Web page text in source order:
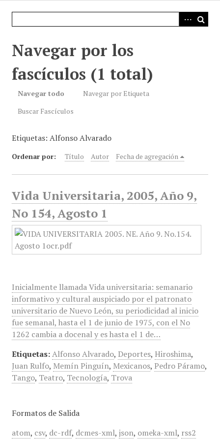
Navegar por los
fascículos (1 total)
Navegar todo
Navegar por Etiqueta
Buscar Fascículos
Etiquetas: Alfonso Alvarado
Ordenar por: Título Autor Fecha de agregación
Vida Universitaria, 2005, Año 9,
No 154, Agosto 1
Inicialmente llamada Vida universitaria: semanario
informativo y cultural auspiciado por el patronato
universitario de Nuevo León, su periodicidad al inicio
fue semanal, hasta el 1 de junio de 1975, con el No
1262 cambia a docenal y es hasta el 1 de…
Etiquetas: Alfonso Alvarado, Deportes, Hiroshima,
Juan Rulfo, Memín Pinguín, Mexicanos, Pedro Páramo,
Tango, Teatro, Tecnología, Trova
Formatos de Salida
atom, csv, dc-rdf, dcmes-xml, json, omeka-xml, rss2